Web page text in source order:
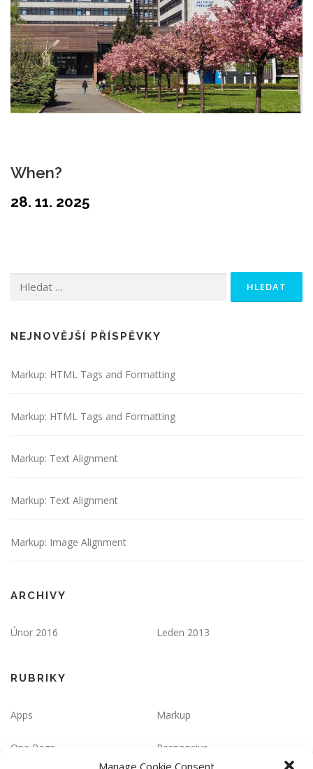
Manage Cookie Consent
When?
28. 11. 2025
NEJNOVĚJŠÍ PŘÍSPĚVKY
Markup: HTML Tags and Formatting
Markup: HTML Tags and Formatting
Markup: Text Alignment
Markup: Text Alignment
Markup: Image Alignment
ARCHIVY
Únor 2016 Leden 2013
RUBRIKY
Apps Markup
One Page Responsive